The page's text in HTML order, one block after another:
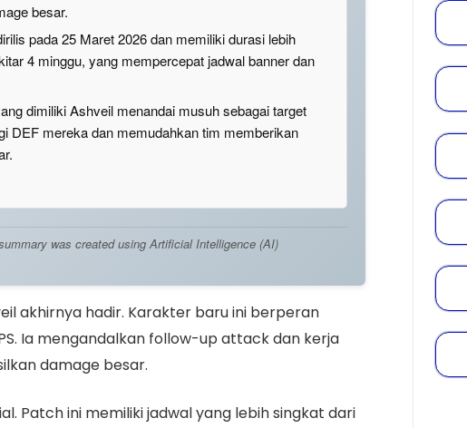
besar.
pada 25 Maret 2026 dan memiliki durasi lebih
4 minggu, yang mempercepat jadwal banner dan
dimiliki Ashveil menandai musuh sebagai target
DEF mereka dan memudahkan tim memberikan
was created using Artificial Intelligence (AI)
akhirnya hadir. Karakter baru ini berperan
Ia mengandalkan follow-up attack dan kerja
damage besar.
Patch ini memiliki jadwal yang lebih singkat dari